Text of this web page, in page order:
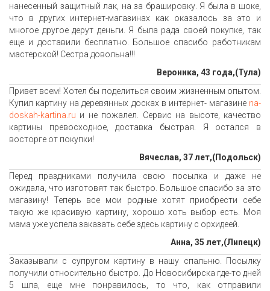
нанесенный защитный лак, на за брашировку. Я была в шоке,
что в других интернет-магазинах как оказалось за это и
многое другое дерут деньги. Я была рада своей покупке, так
еще и доставили бесплатно. Большое спасибо работникам
мастерской! Сестра довольна!!!
Вероника, 43 года,(Тула)
Привет всем! Хотел бы поделиться своим жизненным опытом.
Купил картину на деревянных досках в интернет- магазине na-
doskah-kartina.ru и не пожалел. Сервис на высоте, качество
картины превосходное, доставка быстрая. Я остался в
восторге от покупки!
Вячеслав, 37 лет,(Подольск)
Перед праздниками получила свою посылка и даже не
ожидала, что изготовят так быстро. Большое спасибо за это
магазину! Теперь все мои родные хотят приобрести себе
такую же красивую картину, хорошо хоть выбор есть. Моя
мама уже успела заказать себе здесь картину с орхидеей.
Анна, 35 лет,(Липецк)
Заказывали с супругом картину в нашу спальню. Посылку
получили относительно быстро. До Новосибирска где-то дней
5 шла, еще мне понравилось, то что, как отправили